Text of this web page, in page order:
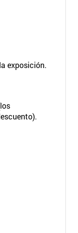
exposición.